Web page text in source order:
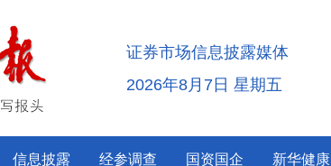
证券市场信息披露媒体
2026年8月7日 星期五
信息披露 经参调查 国资国企 新华健康